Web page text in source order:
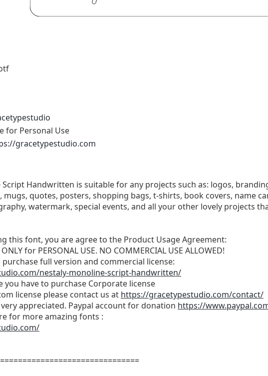
for Personal Use
gracetypestudio.com
Handwritten is suitable for any projects such as: logos,
quotes, posters, shopping bags, t-shirts, book covers, name
watermark, special events, and all your other lovely projects
this font, you are agree to the Product Usage Agreement:
for PERSONAL USE. NO COMMERCIAL USE ALLOWED!
full version and commercial license:
nestaly-monoline-script-handwritten/
you have to purchase Corporate license
license please contact us at https://gracetypestudio.com/contact/
appreciated. Paypal account for donation https://
for more amazing fonts :